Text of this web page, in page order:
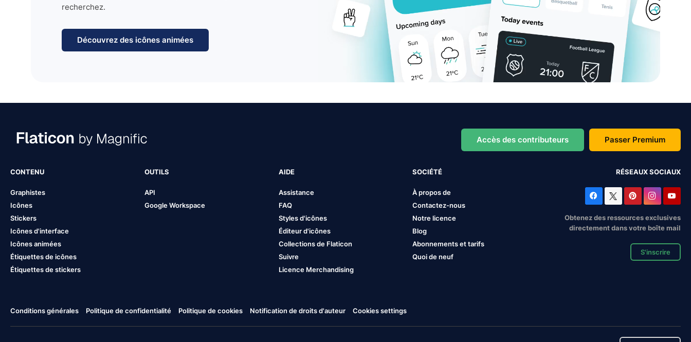
recherchez.
Découvrez des icônes animées
Accès des contributeurs Passer Premium
CONTENU
Graphistes
Icônes
Stickers
Icônes d'interface
Icônes animées
Étiquettes de icônes
Étiquettes de stickers
OUTILS
API
Google Workspace
AIDE
Assistance
FAQ
Styles d'icônes
Éditeur d'icônes
Collections de Flaticon
Suivre
Licence Merchandising
SOCIÉTÉ
À propos de
Contactez-nous
Notre licence
Blog
Abonnements et tarifs
Quoi de neuf
RÉSEAUX SOCIAUX
Obtenez des ressources exclusives
directement dans votre boîte mail
S'inscrire
Conditions générales Politique de confidentialité Politique de cookies Notification de droits d'auteur Cookies settings